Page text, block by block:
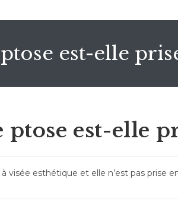
est-elle
ptose est-elle
visée esthétique et elle n’est pas prise